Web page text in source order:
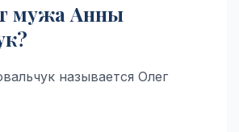
мужа Анны
называется Олег